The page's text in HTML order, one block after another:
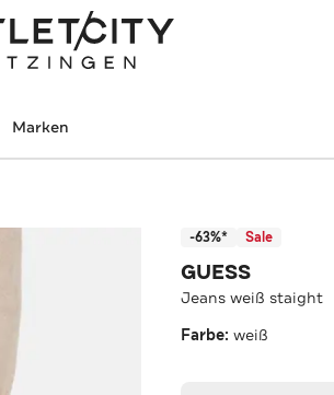
Marken
-63%* Sale
GUESS
Jeans weiß staight
Farbe:weiß